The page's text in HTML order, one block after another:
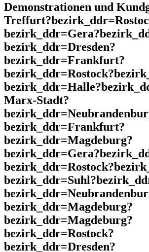
Demonstrationen und
bezirk_ddr=Dresden?
bezirk_ddr=Frankfurt?
Marx-Stadt?
bezirk_ddr=Frankfurt?
bezirk_ddr=Magdeburg?
bezirk_ddr=Magdeburg?
bezirk_ddr=Magdeburg?
bezirk_ddr=Rostock?
bezirk_ddr=Dresden?